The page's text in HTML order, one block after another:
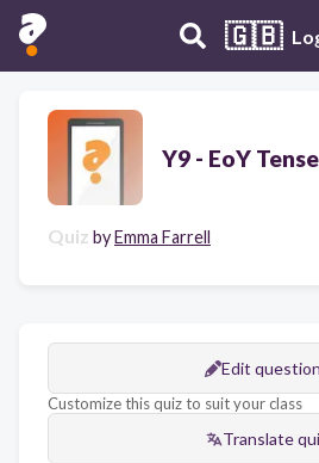
🇬🇧
Y9 - EoY
Quiz byEmma Farrell
Edit
Customize this quiz to suit your class
Translate